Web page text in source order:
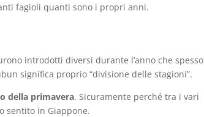
fagioli quanti sono i propri anni.
introdotti diversi durante l’anno che spesso
significa proprio “divisione delle stagioni”.
della primavera. Sicuramente perché tra i vari
sentito in Giappone.